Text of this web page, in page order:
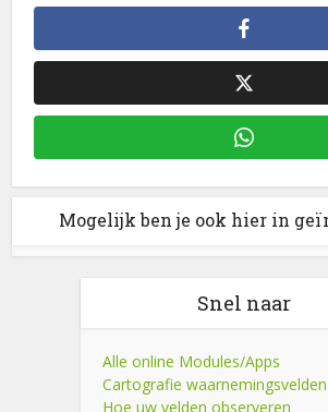
Mogelijk ben je ook hier in
Snel naar
Alle online Modules/Apps
Cartografie waarnemingsvelden
Hoe uw velden observeren